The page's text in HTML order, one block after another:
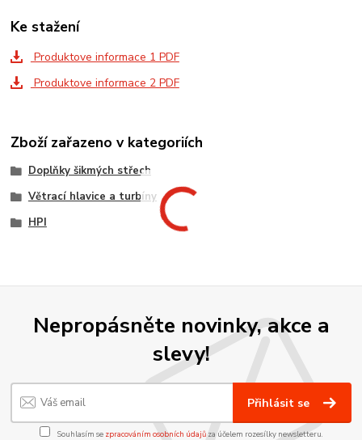
Ke stažení
Produktove informace 1 PDF
Produktove informace 2 PDF
Zboží zařazeno v kategoriích
Doplňky šikmých střech
Větrací hlavice a turbíny
HPI
Nepropásněte novinky, akce a
slevy!
Přihlásit se
Souhlasím se zpracováním osobních údajůza účelem rozesílky newsletteru.